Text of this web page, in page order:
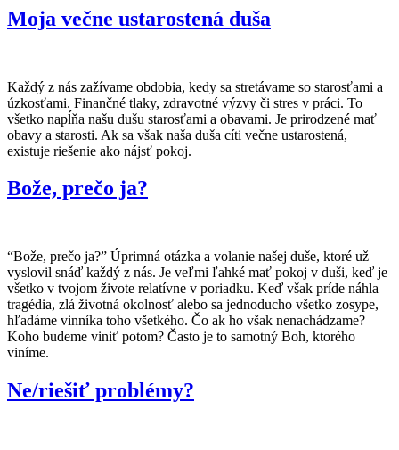
Moja večne ustarostená duša
Každý z nás zažívame obdobia, kedy sa stretávame so starosťami a
úzkosťami. Finančné tlaky, zdravotné výzvy či stres v práci. To
všetko napĺňa našu dušu starosťami a obavami. Je prirodzené mať
obavy a starosti. Ak sa však naša duša cíti večne ustarostená,
existuje riešenie ako nájsť pokoj.
Bože, prečo ja?
“Bože, prečo ja?” Úprimná otázka a volanie našej duše, ktoré už
vyslovil snáď každý z nás. Je veľmi ľahké mať pokoj v duši, keď je
všetko v tvojom živote relatívne v poriadku. Keď však príde náhla
tragédia, zlá životná okolnosť alebo sa jednoducho všetko zosype,
hľadáme vinníka toho všetkého. Čo ak ho však nenachádzame?
Koho budeme viniť potom? Často je to samotný Boh, ktorého
viníme.
Ne/riešiť problémy?